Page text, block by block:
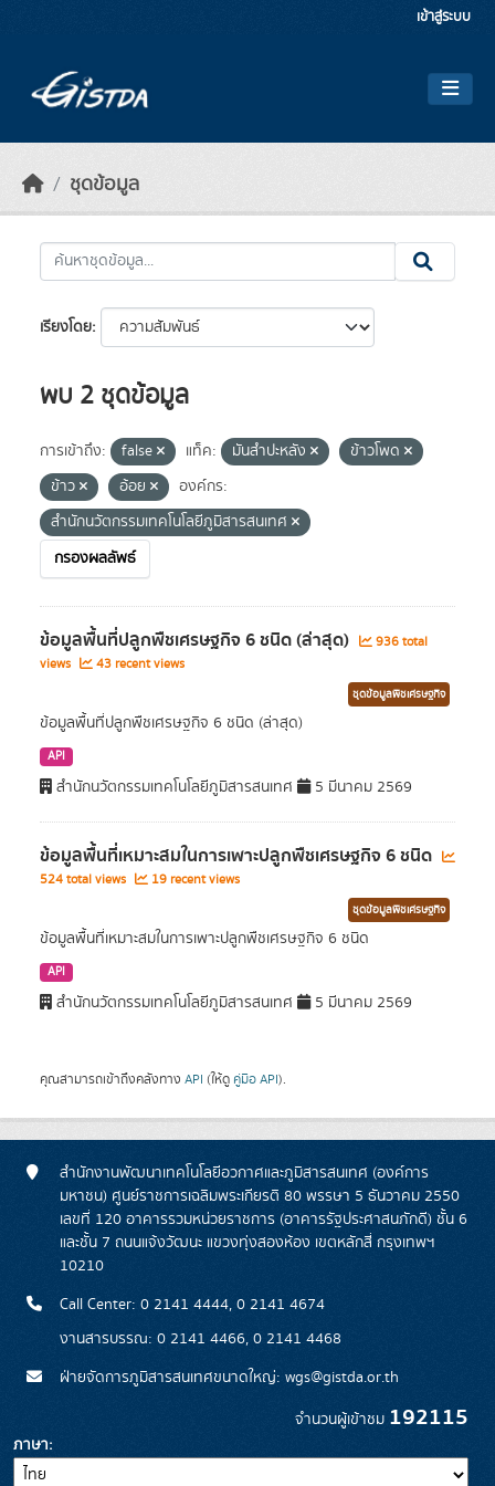
เข้าสู่ระบบ
ชุดข้อมูล
เรียงโดย
พบ 2 ชุดข้อมูล
การเข้าถึง: false แท็ค: มันสำปะหลัง
ข้าวโพด
ข้าว
อ้อย
องค์กร:
สำนักนวัตกรรมเทคโนโลยีภูมิสารสนเทศ
กรองผลลัพธ์
ข้อมูลพื้นที่ปลูกพืชเศรษฐกิจ 6 ชนิด (ล่าสุด)
936 total
views
43 recent views
ชุดข้อมูลพืชเศรษฐกิจ
ข้อมูลพื้นที่ปลูกพืชเศรษฐกิจ 6 ชนิด (ล่าสุด)
API
สำนักนวัตกรรมเทคโนโลยีภูมิสารสนเทศ 5 มีนาคม 2569
ข้อมูลพื้นที่เหมาะสมในการเพาะปลูกพืชเศรษฐกิจ 6 ชนิด
524 total views 19 recent views
ชุดข้อมูลพืชเศรษฐกิจ
ข้อมูลพื้นที่เหมาะสมในการเพาะปลูกพืชเศรษฐกิจ 6 ชนิด
API
สำนักนวัตกรรมเทคโนโลยีภูมิสารสนเทศ 5 มีนาคม 2569
คุณสามารถเข้าถึงคลังทาง API (ให้ดู คู่มือ API).
สำนักงานพัฒนาเทคโนโลยีอวกาศและภูมิสารสนเทศ (องค์การ
มหาชน) ศูนย์ราชการเฉลิมพระเกียรติ 80 พรรษา 5 ธันวาคม 2550
เลขที่ 120 อาคารรวมหน่วยราชการ (อาคารรัฐประศาสนภักดี) ชั้น 6
และชั้น 7 ถนนแจ้งวัฒนะ แขวงทุ่งสองห้อง เขตหลักสี่ กรุงเทพฯ
10210
Call Center: 0 2141 4444, 0 2141 4674
งานสารบรรณ: 0 2141 4466, 0 2141 4468
ฝ่ายจัดการภูมิสารสนเทศขนาดใหญ่: wgs@gistda.or.th
จำนวนผู้เข้าชม 192115
ภาษา